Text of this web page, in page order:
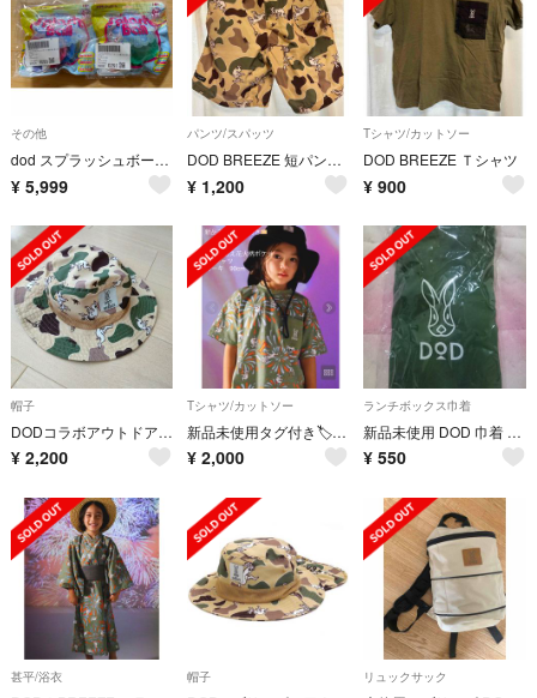
その他
dod スプラッシュボール 水風船 未使用
¥ 5,999
パンツ/スパッツ
DOD BREEZE 短パン 130
¥ 1,200
Tシャツ/カットソー
DOD BREEZE Ｔシャツ
¥ 900
帽子
DODコラボアウトドアハット(コドモ)
¥ 2,200
Tシャツ/カットソー
新品未使用タグ付き🏷️キッズ90cmDODコラボめちゃもえ花火柄ポケットTシャツ
¥ 2,000
ランチボックス巾着
新品未使用 DOD 巾着 お弁当など
¥ 550
甚平/浴衣 帽子 リュックサック